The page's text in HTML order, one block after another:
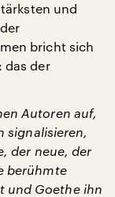
und
bricht sich
das der
Autoren auf,
signalisieren,
der neue, der
berühmte
und Goethe ihn